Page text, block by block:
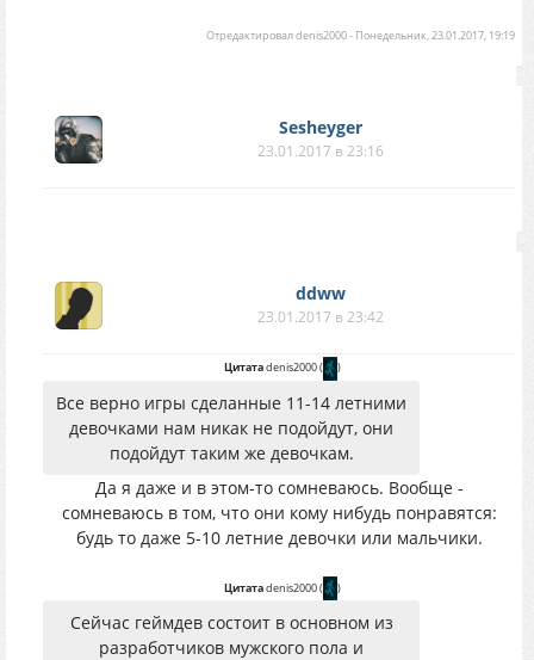
Отредактировалdenis2000- Понедельник, 23.01.2017, 19:19
Sesheyger
23.01.2017 в 23:16
ddww
23.01.2017 в 23:42
Цитатаdenis2000( )
Все верно игры сделанные 11-14 летними
девочками нам никак не подойдут, они
подойдут таким же девочкам.
Да я даже и в этом-то сомневаюсь. Вообще -
сомневаюсь в том, что они кому нибудь понравятся:
будь то даже 5-10 летние девочки или мальчики.
Цитатаdenis2000( )
Сейчас геймдев состоит в основном из
разработчиков мужского пола и